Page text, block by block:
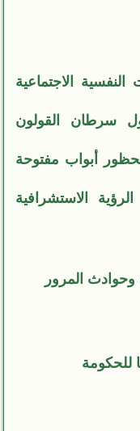
الاجتماعية
سرطان القولون
أبواب مفتوحة
الاستشرافية
وحوادث المرور
للحكومة